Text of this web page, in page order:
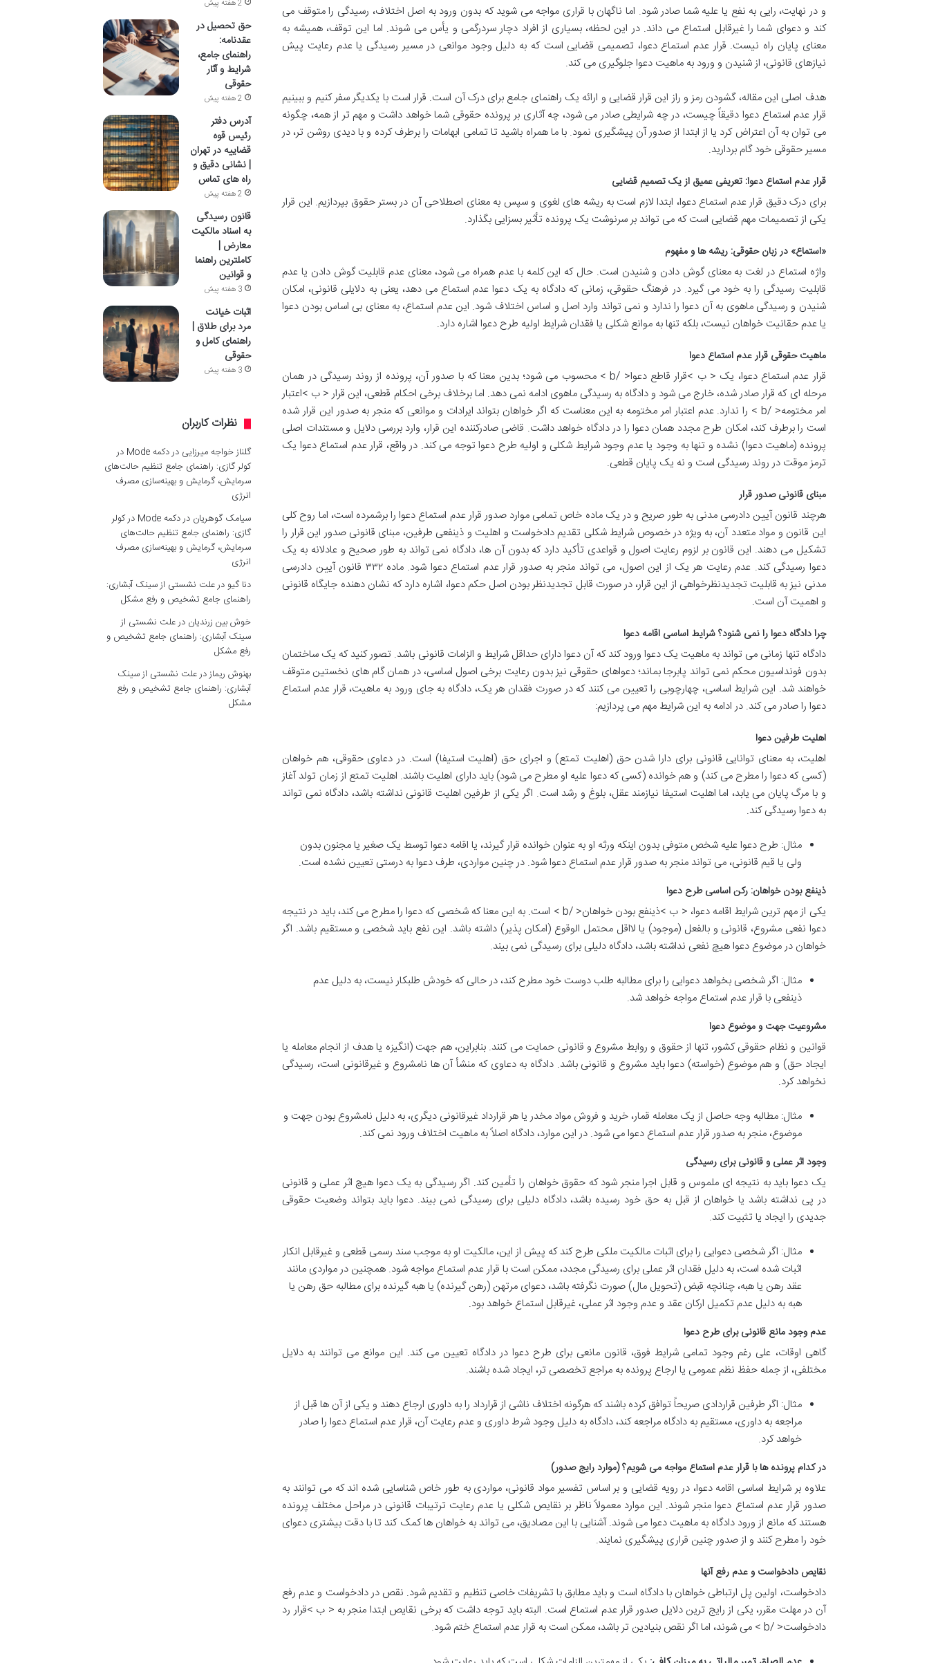
و در نهایت، رایی به نفع یا علیه شما صادر شود. اما ناگهان با قراری مواجه می شوید که بدون ورود به اصل اختلاف، رسیدگی را متوقف می
کند و دعوای شما را غیرقابل استماع می داند. در این لحظه، بسیاری از افراد دچار سردرگمی و یأس می شوند. اما این توقف، همیشه به
معنای پایان راه نیست. قرار عدم استماع دعوا، تصمیمی قضایی است که به دلیل وجود موانعی در مسیر رسیدگی یا عدم رعایت پیش
نیازهای قانونی، از شنیدن و ورود به ماهیت دعوا جلوگیری می کند.
هدف اصلی این مقاله، گشودن رمز و راز این قرار قضایی و ارائه یک راهنمای جامع برای درک آن است. قرار است با یکدیگر سفر کنیم و ببینیم
قرار عدم استماع دعوا دقیقاً چیست، در چه شرایطی صادر می شود، چه آثاری بر پرونده حقوقی شما خواهد داشت و مهم تر از همه، چگونه
می توان به آن اعتراض کرد یا از ابتدا از صدور آن پیشگیری نمود. با ما همراه باشید تا تمامی ابهامات را برطرف کرده و با دیدی روشن تر، در
مسیر حقوقی خود گام بردارید.
قرار عدم استماع دعوا: تعریفی عمیق از یک تصمیم قضایی
برای درک دقیق قرار عدم استماع دعوا، ابتدا لازم است به ریشه های لغوی و سپس به معنای اصطلاحی آن در بستر حقوق بپردازیم. این قرار
یکی از تصمیمات مهم قضایی است که می تواند بر سرنوشت یک پرونده تأثیر بسزایی بگذارد.
«استماع» در زبان حقوقی: ریشه ها و مفهوم
واژه استماع در لغت به معنای گوش دادن و شنیدن است. حال که این کلمه با عدم همراه می شود، معنای عدم قابلیت گوش دادن یا عدم
قابلیت رسیدگی را به خود می گیرد. در فرهنگ حقوقی، زمانی که دادگاه به یک دعوا عدم استماع می دهد، یعنی به دلایلی قانونی، امکان
شنیدن و رسیدگی ماهوی به آن دعوا را ندارد و نمی تواند وارد اصل و اساس اختلاف شود. این عدم استماع، به معنای بی اساس بودن دعوا
یا عدم حقانیت خواهان نیست، بلکه تنها به موانع شکلی یا فقدان شرایط اولیه طرح دعوا اشاره دارد.
ماهیت حقوقی قرار عدم استماع دعوا
قرار عدم استماع دعوا، یک < ب >قرار قاطع دعوا< /b > محسوب می شود؛ بدین معنا که با صدور آن، پرونده از روند رسیدگی در همان
مرحله ای که قرار صادر شده، خارج می شود و دادگاه به رسیدگی ماهوی ادامه نمی دهد. اما برخلاف برخی احکام قطعی، این قرار < ب >اعتبار
امر مختومه< /b > را ندارد. عدم اعتبار امر مختومه به این معناست که اگر خواهان بتواند ایرادات و موانعی که منجر به صدور این قرار شده
است را برطرف کند، امکان طرح مجدد همان دعوا را در دادگاه خواهد داشت. قاضی صادرکننده این قرار، وارد بررسی دلایل و مستندات اصلی
پرونده (ماهیت دعوا) نشده و تنها به وجود یا عدم وجود شرایط شکلی و اولیه طرح دعوا توجه می کند. در واقع، قرار عدم استماع دعوا یک
ترمز موقت در روند رسیدگی است و نه یک پایان قطعی.
مبنای قانونی صدور قرار
هرچند قانون آیین دادرسی مدنی به طور صریح و در یک ماده خاص تمامی موارد صدور قرار عدم استماع دعوا را برشمرده است، اما روح کلی
این قانون و مواد متعدد آن، به ویژه در خصوص شرایط شکلی تقدیم دادخواست و اهلیت و ذینفعی طرفین، مبنای قانونی صدور این قرار را
تشکیل می دهند. این قانون بر لزوم رعایت اصول و قواعدی تأکید دارد که بدون آن ها، دادگاه نمی تواند به طور صحیح و عادلانه به یک
دعوا رسیدگی کند. عدم رعایت هر یک از این اصول، می تواند منجر به صدور قرار عدم استماع دعوا شود. ماده ۳۳۲ قانون آیین دادرسی
مدنی نیز به قابلیت تجدیدنظرخواهی از این قرار، در صورت قابل تجدیدنظر بودن اصل حکم دعوا، اشاره دارد که نشان دهنده جایگاه قانونی
و اهمیت آن است.
چرا دادگاه دعوا را نمی شنود؟ شرایط اساسی اقامه دعوا
دادگاه تنها زمانی می تواند به ماهیت یک دعوا ورود کند که آن دعوا دارای حداقل شرایط و الزامات قانونی باشد. تصور کنید که یک ساختمان
بدون فونداسیون محکم نمی تواند پابرجا بماند؛ دعواهای حقوقی نیز بدون رعایت برخی اصول اساسی، در همان گام های نخستین متوقف
خواهند شد. این شرایط اساسی، چهارچوبی را تعیین می کنند که در صورت فقدان هر یک، دادگاه به جای ورود به ماهیت، قرار عدم استماع
دعوا را صادر می کند. در ادامه به این شرایط مهم می پردازیم:
اهلیت طرفین دعوا
اهلیت، به معنای توانایی قانونی برای دارا شدن حق (اهلیت تمتع) و اجرای حق (اهلیت استیفا) است. در دعاوی حقوقی، هم خواهان
(کسی که دعوا را مطرح می کند) و هم خوانده (کسی که دعوا علیه او مطرح می شود) باید دارای اهلیت باشند. اهلیت تمتع از زمان تولد آغاز
و با مرگ پایان می یابد، اما اهلیت استیفا نیازمند عقل، بلوغ و رشد است. اگر یکی از طرفین اهلیت قانونی نداشته باشد، دادگاه نمی تواند
به دعوا رسیدگی کند.
مثال: طرح دعوا علیه شخص متوفی بدون اینکه ورثه او به عنوان خوانده قرار گیرند، یا اقامه دعوا توسط یک صغیر یا مجنون بدون
ولی یا قیم قانونی، می تواند منجر به صدور قرار عدم استماع دعوا شود. در چنین مواردی، طرف دعوا به درستی تعیین نشده است.
ذینفع بودن خواهان: رکن اساسی طرح دعوا
یکی از مهم ترین شرایط اقامه دعوا، < ب >ذینفع بودن خواهان< /b > است. به این معنا که شخصی که دعوا را مطرح می کند، باید در نتیجه
دعوا نفعی مشروع، قانونی و بالفعل (موجود) یا لااقل محتمل الوقوع (امکان پذیر) داشته باشد. این نفع باید شخصی و مستقیم باشد. اگر
خواهان در موضوع دعوا هیچ نفعی نداشته باشد، دادگاه دلیلی برای رسیدگی نمی بیند.
مثال: اگر شخصی بخواهد دعوایی را برای مطالبه طلب دوست خود مطرح کند، در حالی که خودش طلبکار نیست، به دلیل عدم
ذینفعی با قرار عدم استماع مواجه خواهد شد.
مشروعیت جهت و موضوع دعوا
قوانین و نظام حقوقی کشور، تنها از حقوق و روابط مشروع و قانونی حمایت می کنند. بنابراین، هم جهت (انگیزه یا هدف از انجام معامله یا
ایجاد حق) و هم موضوع (خواسته) دعوا باید مشروع و قانونی باشد. دادگاه به دعاوی که منشأ آن ها نامشروع و غیرقانونی است، رسیدگی
نخواهد کرد.
مثال: مطالبه وجه حاصل از یک معامله قمار، خرید و فروش مواد مخدر یا هر قرارداد غیرقانونی دیگری، به دلیل نامشروع بودن جهت و
موضوع، منجر به صدور قرار عدم استماع دعوا می شود. در این موارد، دادگاه اصلاً به ماهیت اختلاف ورود نمی کند.
وجود اثر عملی و قانونی برای رسیدگی
یک دعوا باید به نتیجه ای ملموس و قابل اجرا منجر شود که حقوق خواهان را تأمین کند. اگر رسیدگی به یک دعوا هیچ اثر عملی و قانونی
در پی نداشته باشد یا خواهان از قبل به حق خود رسیده باشد، دادگاه دلیلی برای رسیدگی نمی بیند. دعوا باید بتواند وضعیت حقوقی
جدیدی را ایجاد یا تثبیت کند.
مثال: اگر شخصی دعوایی را برای اثبات مالکیت ملکی طرح کند که پیش از این، مالکیت او به موجب سند رسمی قطعی و غیرقابل انکار
اثبات شده است، به دلیل فقدان اثر عملی برای رسیدگی مجدد، ممکن است با قرار عدم استماع مواجه شود. همچنین در مواردی مانند
عقد رهن یا هبه، چنانچه قبض (تحویل مال) صورت نگرفته باشد، دعوای مرتهن (رهن گیرنده) یا هبه گیرنده برای مطالبه حق رهن یا
هبه به دلیل عدم تکمیل ارکان عقد و عدم وجود اثر عملی، غیرقابل استماع خواهد بود.
عدم وجود مانع قانونی برای طرح دعوا
گاهی اوقات، علی رغم وجود تمامی شرایط فوق، قانون مانعی برای طرح دعوا در دادگاه تعیین می کند. این موانع می توانند به دلایل
مختلفی، از جمله حفظ نظم عمومی یا ارجاع پرونده به مراجع تخصصی تر، ایجاد شده باشند.
مثال: اگر طرفین قراردادی صریحاً توافق کرده باشند که هرگونه اختلاف ناشی از قرارداد را به داوری ارجاع دهند و یکی از آن ها قبل از
مراجعه به داوری، مستقیم به دادگاه مراجعه کند، دادگاه به دلیل وجود شرط داوری و عدم رعایت آن، قرار عدم استماع دعوا را صادر
خواهد کرد.
در کدام پرونده ها با قرار عدم استماع مواجه می شویم؟ (موارد رایج صدور)
علاوه بر شرایط اساسی اقامه دعوا، در رویه قضایی و بر اساس تفسیر مواد قانونی، مواردی به طور خاص شناسایی شده اند که می توانند به
صدور قرار عدم استماع دعوا منجر شوند. این موارد معمولاً ناظر بر نقایص شکلی یا عدم رعایت ترتیبات قانونی در مراحل مختلف پرونده
هستند که مانع از ورود دادگاه به ماهیت دعوا می شوند. آشنایی با این مصادیق، می تواند به خواهان ها کمک کند تا با دقت بیشتری دعوای
خود را مطرح کنند و از صدور چنین قراری پیشگیری نمایند.
نقایص دادخواست و عدم رفع آنها
دادخواست، اولین پل ارتباطی خواهان با دادگاه است و باید مطابق با تشریفات خاصی تنظیم و تقدیم شود. نقص در دادخواست و عدم رفع
آن در مهلت مقرر، یکی از رایج ترین دلایل صدور قرار عدم استماع است. البته باید توجه داشت که برخی نقایص ابتدا منجر به < ب >قرار رد
دادخواست< /b > می شوند، اما اگر نقص بنیادین تر باشد، ممکن است به قرار عدم استماع ختم شود.
2 هفته پیش
حق تحصیل در
عقدنامه:
راهنمای جامع،
شرایط و آثار
حقوقی
2 هفته پیش
آدرس دفتر
رئیس قوه
قضاییه در تهران
| نشانی دقیق و
راه های تماس
2 هفته پیش
قانون رسیدگی
به اسناد مالکیت
معارض |
کاملترین راهنما
و قوانین
3 هفته پیش
اثبات خیانت
مرد برای طلاق |
راهنمای کامل و
حقوقی
3 هفته پیش
نظرات کاربران
گلناز خواجه میرزایی در
دکمه Mode در
کولر گازی: راهنمای جامع تنظیم حالت‌های
سرمایش، گرمایش و بهینه‌سازی مصرف
انرژی
سیامک گوهریان در
دکمه Mode در کولر
گازی: راهنمای جامع تنظیم حالت‌های
سرمایش، گرمایش و بهینه‌سازی مصرف
انرژی
دنا گیو درعلت نشستی از سینک آبشاری:
راهنمای جامع تشخیص و رفع مشکل
خوش بین زرندیان درعلت نشستی از
سینک آبشاری: راهنمای جامع تشخیص و
رفع مشکل
بهنوش ریمازدرعلت نشستی از سینک
آبشاری: راهنمای جامع تشخیص و رفع
مشکل